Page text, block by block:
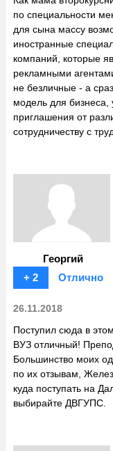
по специальности
для сына массу
иностранные
компаний, которые
рекламными
не безличные - а
модель для бизнеса,
приглашения от
сотрудничеству с
Георгий
+ 2
Отлично
26.11.2018
Поступил сюда в
ВУЗ отличный!
Большинство моих
по их отзывам,
куда поступать на
выбирайте ДВГУПС.